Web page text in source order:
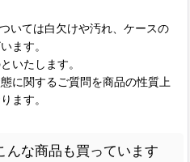
いては白欠けや汚れ、ケースの
ます。
いたします。
に関するご質問を商品の性質上
ます。
んな商品も買っています